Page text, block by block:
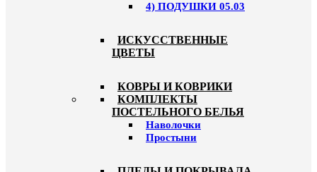
4) ПОДУШКИ 05.03
ИСКУССТВЕННЫЕ
ЦВЕТЫ
КОВРЫ И КОВРИКИ
КОМПЛЕКТЫ
ПОСТЕЛЬНОГО БЕЛЬЯ
Наволочки
Простыни